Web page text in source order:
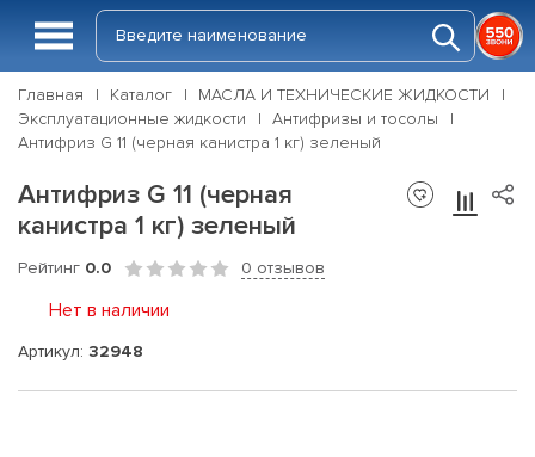
Главная Каталог
МАСЛА И ТЕХНИЧЕСКИЕ ЖИДКОСТИ
Эксплуатационные жидкости
Антифризы и тосолы
Антифриз G 11 (черная канистра 1 кг) зеленый
Антифриз G 11 (черная
канистра 1 кг) зеленый
Рейтинг 0.0 0 отзывов
Нет в наличии
Артикул: 32948